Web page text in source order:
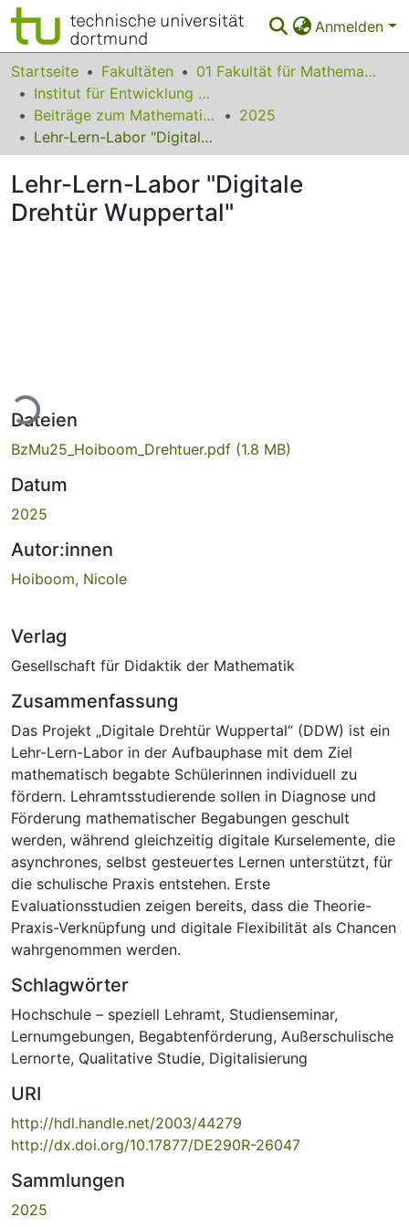
Anmelden
Bereiche & Sammlungen
Das gesamte Repositorium
Statistiken
FAQ
Leitlinien
Startseite Fakultäten
01 Fakultät für Mathematik
Institut für Entwicklung und Erforschung des Mathematikunterrichts
Beiträge zum Mathematikunterricht
2025
Lehr-Lern-Labor "Digitale Drehtür Wuppertal"
Lehr-Lern-Labor "Digitale
Drehtür Wuppertal"
Dateien
BzMu25_Hoiboom_Drehtuer.pdf (1.8 MB)
Datum
2025
Autor:innen
Hoiboom, Nicole
Verlag
Gesellschaft für Didaktik der Mathematik
Zusammenfassung
Das Projekt „Digitale Drehtür Wuppertal“ (DDW) ist ein
Lehr-Lern-Labor in der Aufbauphase mit dem Ziel
mathematisch begabte Schülerinnen individuell zu
fördern. Lehramtsstudierende sollen in Diagnose und
Förderung mathematischer Begabungen geschult
werden, während gleichzeitig digitale Kurselemente, die
asynchrones, selbst gesteuertes Lernen unterstützt, für
die schulische Praxis entstehen. Erste
Evaluationsstudien zeigen bereits, dass die Theorie-
Praxis-Verknüpfung und digitale Flexibilität als Chancen
wahrgenommen werden.
Schlagwörter
Hochschule – speziell Lehramt, Studienseminar,
Lernumgebungen, Begabtenförderung, Außerschulische
Lernorte, Qualitative Studie, Digitalisierung
URI
http://hdl.handle.net/2003/44279
http://dx.doi.org/10.17877/DE290R-26047
Sammlungen
2025